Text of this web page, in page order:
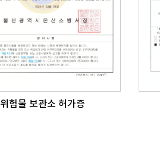
위험물 보관소 허가증